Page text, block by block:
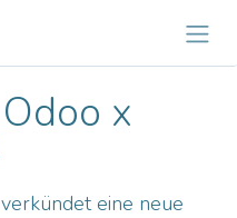
x
eine neue